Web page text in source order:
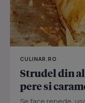
CULINAR.RO
Strudel din
pere si